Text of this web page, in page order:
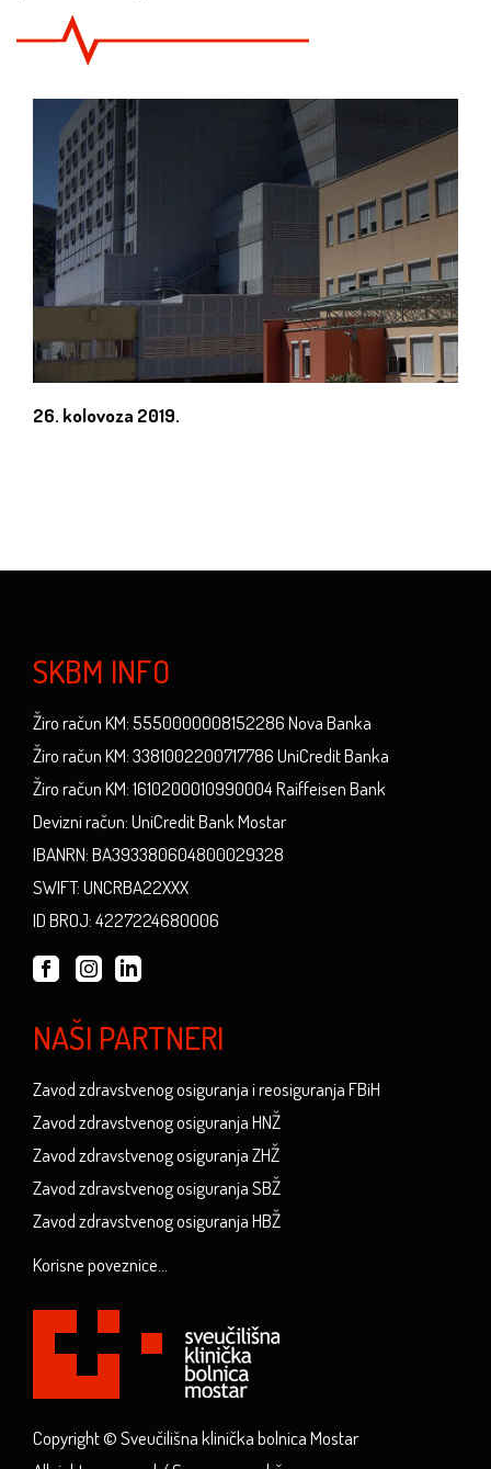
26. kolovoza 2019.
SKBM INFO
Žiro račun KM: 5550000008152286 Nova Banka
Žiro račun KM: 3381002200717786 UniCredit Banka
Žiro račun KM: 1610200010990004 Raiffeisen Bank
Devizni račun: UniCredit Bank Mostar
IBANRN: BA393380604800029328
SWIFT: UNCRBA22XXX
ID BROJ: 4227224680006
NAŠI PARTNERI
Zavod zdravstvenog osiguranja i reosiguranja FBiH
Zavod zdravstvenog osiguranja HNŽ
Zavod zdravstvenog osiguranja ZHŽ
Zavod zdravstvenog osiguranja SBŽ
Zavod zdravstvenog osiguranja HBŽ
Korisne poveznice...
Copyright © Sveučilišna klinička bolnica Mostar